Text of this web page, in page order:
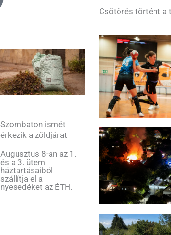
Szombaton ismét
érkezik a zöldjárat
Augusztus 8-án az 1.
és a 3. ütem
háztartásaiból
szállítja el a
nyesedéket az ÉTH.
Csőtörés történt a